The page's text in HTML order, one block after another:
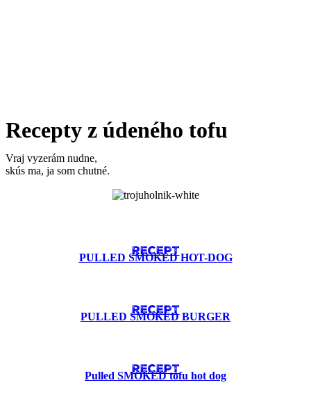
Recepty z údeného tofu
Vraj vyzerám nudne,
skús ma, ja som chutné.
RECEPT
PULLED SMOKED HOT-DOG
RECEPT
PULLED SMOKED BURGER
RECEPT
Pulled SMOKED tofu hot dog